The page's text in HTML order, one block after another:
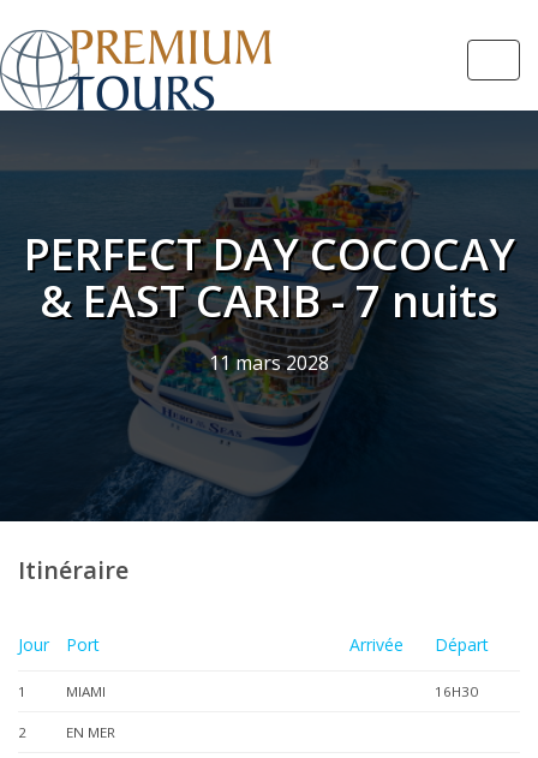
PERFECT DAY COCOCAY
& EAST CARIB - 7 nuits
11 mars 2028
Itinéraire
Jour Port Arrivée Départ
1 MIAMI 16H30
2 EN MER